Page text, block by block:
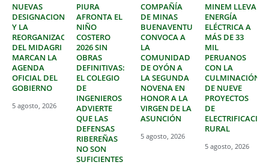
NUEVAS
DESIGNACIONES
Y LA
REORGANIZACIÓN
DEL MIDAGRI
MARCAN LA
AGENDA
OFICIAL DEL
GOBIERNO
5 agosto, 2026
PIURA
AFRONTA EL
NIÑO
COSTERO
2026 SIN
OBRAS
DEFINITIVAS:
EL COLEGIO
DE
INGENIEROS
ADVIERTE
QUE LAS
DEFENSAS
RIBEREÑAS
NO SON
SUFICIENTES
COMPAÑÍA
DE MINAS
BUENAVENTURA
CONVOCA A
LA
COMUNIDAD
DE OYÓN A
LA SEGUNDA
NOVENA EN
HONOR A LA
VIRGEN DE LA
ASUNCIÓN
5 agosto, 2026
MINEM LLEVA
ENERGÍA
ELÉCTRICA A
MÁS DE 33
MIL
PERUANOS
CON LA
CULMINACIÓN
DE NUEVE
PROYECTOS
DE
ELECTRIFICACIÓN
RURAL
5 agosto, 2026